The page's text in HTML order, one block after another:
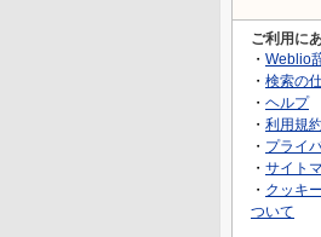
ご利用に
・ Weblio
・ 検索の
・ ヘルプ
・ 利用規
・ プライ
・ サイト
・ クッキ
ついて